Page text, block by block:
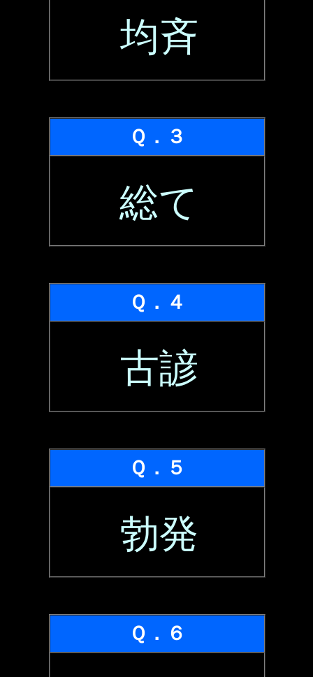
均斉
Ｑ．３
総て
Ｑ．４
古諺
Ｑ．５
勃発
Ｑ．６